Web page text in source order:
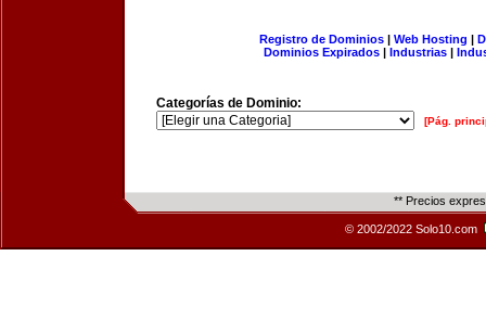
Registro de Dominios| Web Hosting |
Dominios Expirados | Industrias |
Categorías de Dominio:
[Pág.
** Precios
© 2002/2022 Solo10.com